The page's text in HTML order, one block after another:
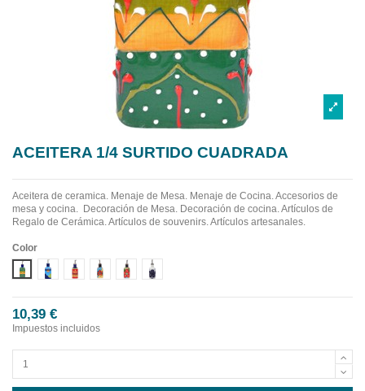
ACEITERA 1/4 SURTIDO CUADRADA
Aceitera de ceramica. Menaje de Mesa. Menaje de Cocina. Accesorios de
mesa y cocina. Decoración de Mesa. Decoración de cocina. Artículos de
Regalo de Cerámica. Artículos de souvenirs. Artículos artesanales.
Color
Diseño 1Diseño 2Diseño 3Diseño 4Diseño 5Diseño 6
10,39 €
Impuestos incluidos